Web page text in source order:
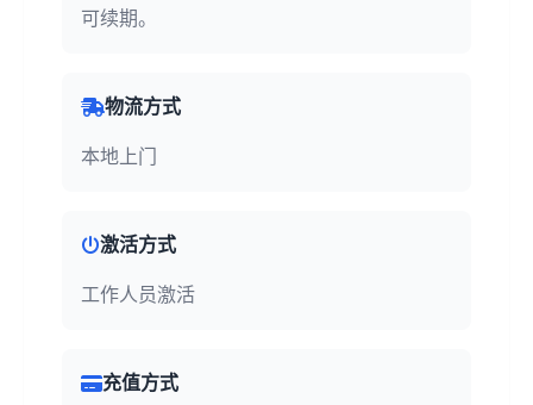
可续期。
物流方式
本地上门
激活方式
工作人员激活
充值方式